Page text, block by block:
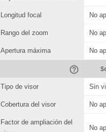
Longitud focal No
Rango del zoom No
Apertura máxima No
help_outline
Tipo de visor Sin
Cobertura del visor No
Factor de ampliación del
No